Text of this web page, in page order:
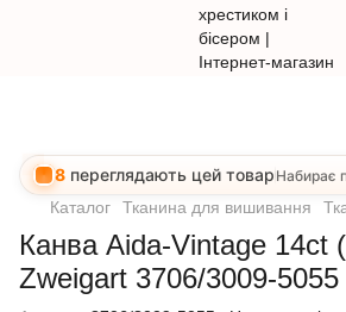
8 переглядають цей товар Набирає
Каталог Тканина для вишивання
Канва Aida-Vintage 14ct
Zweigart 3706/3009-5055